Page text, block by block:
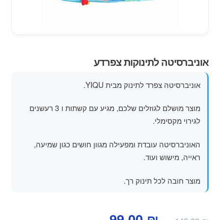
פופים
אוניברסיטה לתינוקות צפרדע
אוניברסיטה צפרד לתינוק מבית YIQU.
מוצר מושלם לגוזלים שלכם, מגיע עם קשתות ו 3 רעשנים
לגירוי מקסימלי.
האוניברסיטה עובדת ומפעילה מגוון חושים כגון שמיעה,
ראייה, מישוש ועוד.
מוצר חובה לכל תינוק רך.
המחיר
המחיר